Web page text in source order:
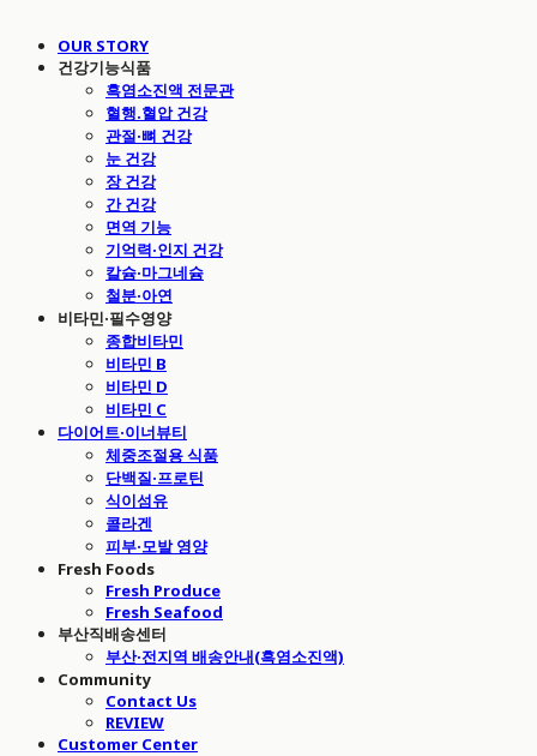
OUR STORY
건강기능식품
흑염소진액 전문관
혈행.혈압 건강
관절·뼈 건강
눈 건강
장 건강
간 건강
면역 기능
기억력·인지 건강
칼슘·마그네슘
철분·아연
비타민·필수영양
종합비타민
비타민 B
비타민 D
비타민 C
다이어트·이너뷰티
체중조절용 식품
단백질·프로틴
식이섬유
콜라겐
피부·모발 영양
Fresh Foods
Fresh Produce
Fresh Seafood
부산직배송센터
부산·전지역 배송안내(흑염소진액)
Community
Contact Us
REVIEW
Customer Center